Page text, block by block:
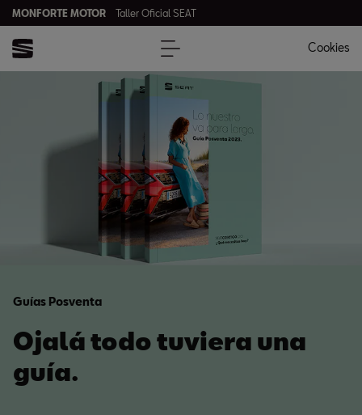
MONFORTE MOTOR Taller Oficial SEAT
Cookies
Guías Posventa
Ojalá todo tuviera una
guía.